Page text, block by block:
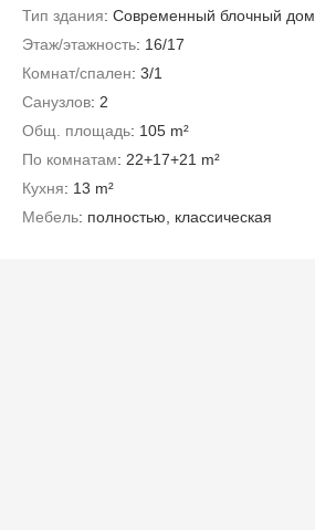
Тип здания: Современный блочный дом
Этаж/этажность: 16/17
Комнат/спален: 3/1
Санузлов: 2
Общ. площадь: 105 m²
По комнатам: 22+17+21 m²
Кухня: 13 m²
Мебель: полностью, классическая